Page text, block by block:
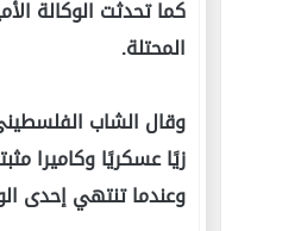
المحتلة.
زيًا عسكريًا وكاميرا
وعندما تنتهي إحدى